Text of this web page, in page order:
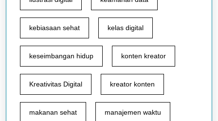
kebiasaan sehat kelas digital
keseimbangan hidup konten kreator
Kreativitas Digital kreator konten
makanan sehat manajemen waktu